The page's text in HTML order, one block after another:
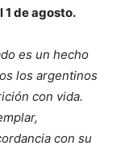
1 de agosto.
es un hecho
los argentinos
con vida.
con su